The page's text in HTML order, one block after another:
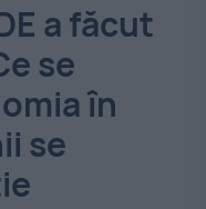
a făcut
se
în
se